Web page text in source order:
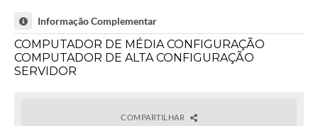
Informação Complementar
COMPUTADOR DE MÉDIA CONFIGURAÇÃO
COMPUTADOR DE ALTA CONFIGURAÇÃO
SERVIDOR
COMPARTILHAR